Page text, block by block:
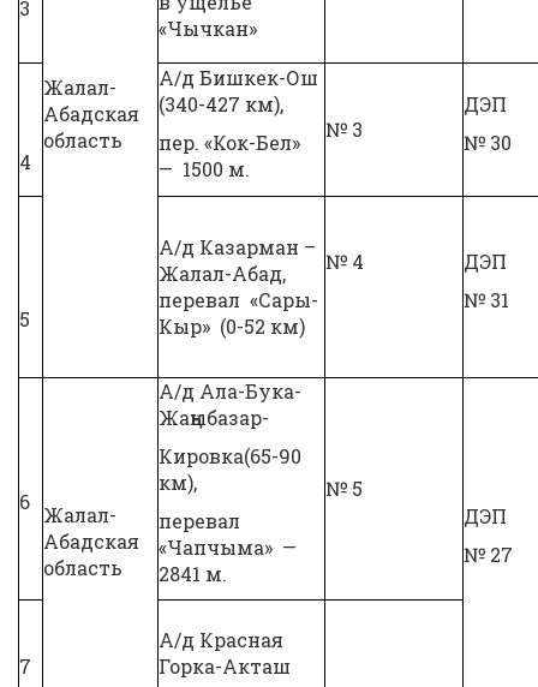
3
Жалал-
Абадская
область
«Чычкан»
4
А/д Бишкек-Ош
(340-427 км),
пер. «Кок-Бел»
— 1500 м.
№ 3
ДЭП
№ 30
5
А/д Казарман –
Жалал-Абад,
перевал «Сары-
Кыр» (0-52 км)
№ 4
ДЭП
№ 31
6
Жалал-
Абадская
область
А/д Ала-Бука-
Жаңыбазар-
Кировка(65-90
км),
перевал
«Чапчыма» —
2841 м.
№ 5
ДЭП
№ 27
7
А/д Красная
Горка-Акташ